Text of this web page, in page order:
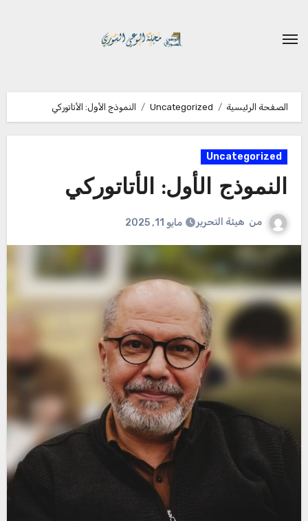
المحتوى
الصفحة الرئيسية Uncategorized النموذج الأول: الأتاتوركي
Uncategorized
النموذج الأول: الأتاتوركي
من هيئة التحرير مايو 11, 2025